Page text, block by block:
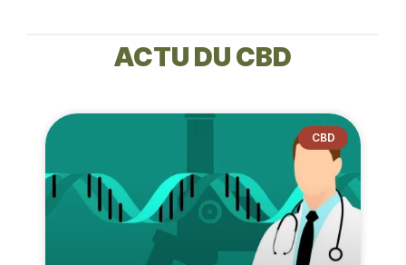
ACTU DU CBD
CBD